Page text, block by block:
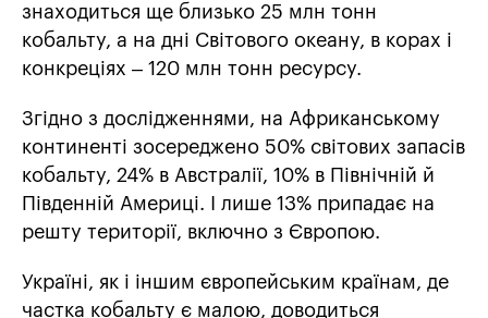
знаходиться ще близько 25 млн тонн
кобальту, а на дні Світового океану, в корах і
конкреціях – 120 млн тонн ресурсу.
Згідно з дослідженнями, на Африканському
континенті зосереджено 50% світових запасів
кобальту, 24% в Австралії, 10% в Північній й
Південній Америці. І лише 13% припадає на
решту території, включно з Європою.
Україні, як і іншим європейським країнам, де
частка кобальту є малою, доводиться